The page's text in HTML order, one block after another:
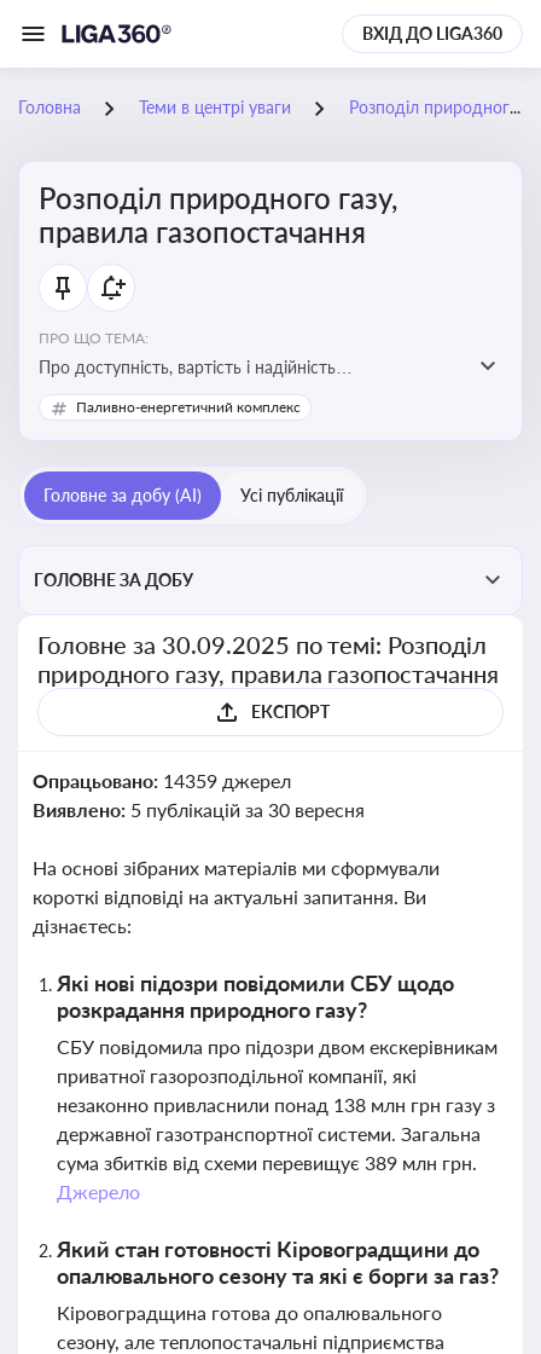
ВХІД ДО LIGA360
Головна Теми в центрі уваги Розподіл природного газу, правила газопостачання
Розподіл природного газу,
правила газопостачання
ПРО ЩО ТЕМА:
Про доступність, вартість і надійність
енергопостачання для бізнесу та вплив на економічну
стабільність
Паливно-енергетичний комплекс
Головне за добу (AI) Усі публікації
ГОЛОВНЕ ЗА ДОБУ
Головне за 30.09.2025 по темі: Розподіл
природного газу, правила газопостачання
ЕКСПОРТ
Опрацьовано: 14359 джерел
Виявлено: 5 публікацій за 30 вересня
На основі зібраних матеріалів ми сформували
короткі відповіді на актуальні запитання. Ви
дізнаєтесь:
Які нові підозри повідомили СБУ щодо
розкрадання природного газу?
СБУ повідомила про підозри двом екскерівникам
приватної газорозподільної компанії, які
незаконно привласнили понад 138 млн грн газу з
державної газотранспортної системи. Загальна
сума збитків від схеми перевищує 389 млн грн.
Джерело
Який стан готовності Кіровоградщини до
опалювального сезону та які є борги за газ?
Кіровоградщина готова до опалювального
сезону, але теплопостачальні підприємства